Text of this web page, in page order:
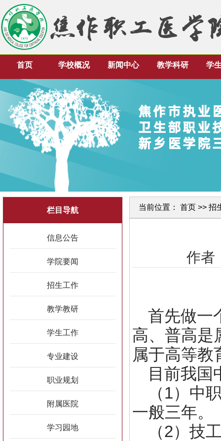
首页 学校概况 新闻中心 教学科研 学
栏目导航
信息公告
学院要闻
招生工作
教学教研
学生工作
专业建设
职业规划
附属医院
学习园地
当前位置： 首页 >> 招
作者
首先做一
高、普高是
属于高等教
目前我国
（1）中
一般三年。
（2）技